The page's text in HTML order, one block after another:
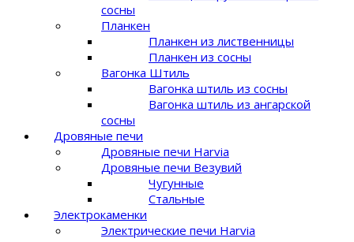
сосны
Планкен
Планкен из лиственницы
Планкен из сосны
Вагонка Штиль
Вагонка штиль из сосны
Вагонка штиль из ангарской
сосны
Дровяные печи
Дровяные печи Harvia
Дровяные печи Везувий
Чугунные
Стальные
Электрокаменки
Электрические печи Harvia